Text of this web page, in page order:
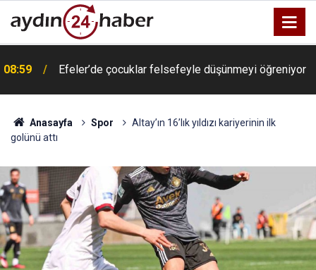
08:59 Efeler’de çocuklar felsefeyle düşünmeyi öğreniyor
Anasayfa Spor
Altay’ın 16’lık yıldızı kariyerinin ilk
golünü attı